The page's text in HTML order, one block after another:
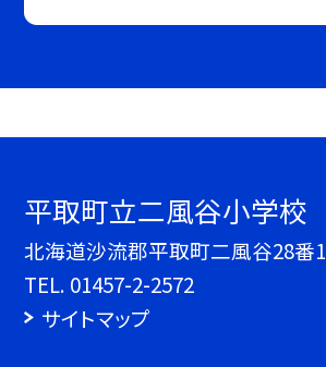
平取町立二風谷小学校
北海道沙流郡平取町二風谷28番1
TEL. 01457-2-2572
サイトマップ